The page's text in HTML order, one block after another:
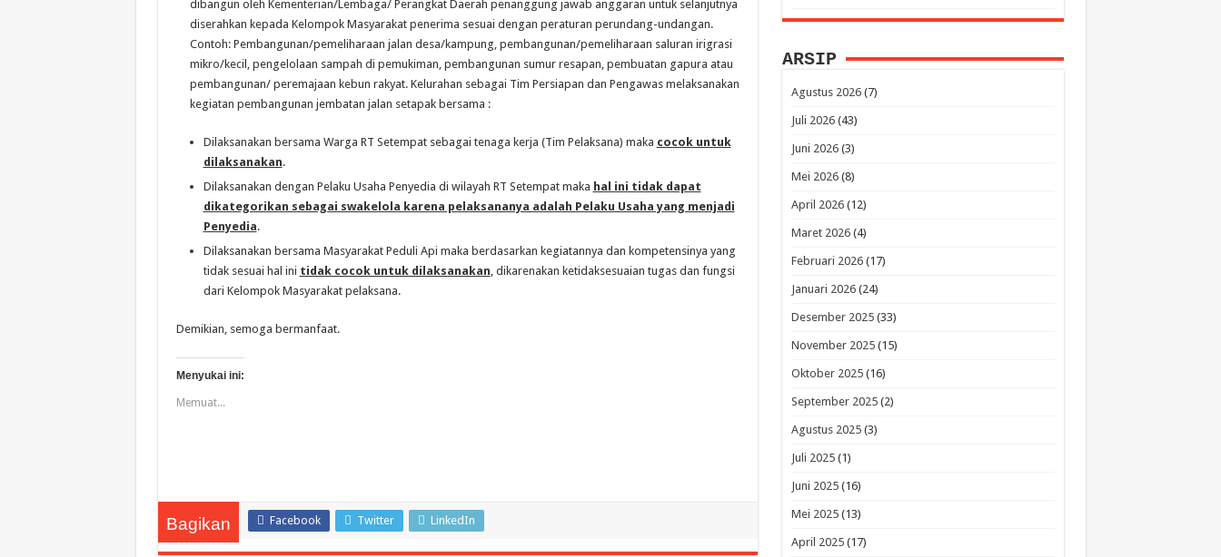
dibangun oleh Kementerian/Lembaga/ Perangkat Daerah penanggung jawab anggaran untuk selanjutnya
diserahkan kepada Kelompok Masyarakat penerima sesuai dengan peraturan perundang-undangan.
Contoh: Pembangunan/pemeliharaan jalan desa/kampung, pembangunan/pemeliharaan saluran irigrasi
mikro/kecil, pengelolaan sampah di pemukiman, pembangunan sumur resapan, pembuatan gapura atau
pembangunan/ peremajaan kebun rakyat. Kelurahan sebagai Tim Persiapan dan Pengawas melaksanakan
kegiatan pembangunan jembatan jalan setapak bersama :
Dilaksanakan bersama Warga RT Setempat sebagai tenaga kerja (Tim Pelaksana) maka cocok untuk
dilaksanakan.
Dilaksanakan dengan Pelaku Usaha Penyedia di wilayah RT Setempat maka hal ini tidak dapat
dikategorikan sebagai swakelola karena pelaksananya adalah Pelaku Usaha yang menjadi
Penyedia.
Dilaksanakan bersama Masyarakat Peduli Api maka berdasarkan kegiatannya dan kompetensinya yang
tidak sesuai hal ini tidak cocok untuk dilaksanakan, dikarenakan ketidaksesuaian tugas dan fungsi
dari Kelompok Masyarakat pelaksana.
Demikian, semoga bermanfaat.
Menyukai ini:
Memuat...
Bagikan Facebook Twitter LinkedIn
ARSIP
Agustus 2026(7)
Juli 2026(43)
Juni 2026(3)
Mei 2026(8)
April 2026(12)
Maret 2026(4)
Februari 2026(17)
Januari 2026(24)
Desember 2025(33)
November 2025(15)
Oktober 2025(16)
September 2025(2)
Agustus 2025(3)
Juli 2025(1)
Juni 2025(16)
Mei 2025(13)
April 2025(17)